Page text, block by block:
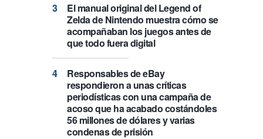
El manual original del Legend of
Zelda de Nintendo muestra cómo se
acompañaban los juegos antes de
que todo fuera digital
Responsables de eBay
respondieron a unas críticas
periodísticas con una campaña de
acoso que ha acabado costándoles
56 millones de dólares y varias
condenas de prisión